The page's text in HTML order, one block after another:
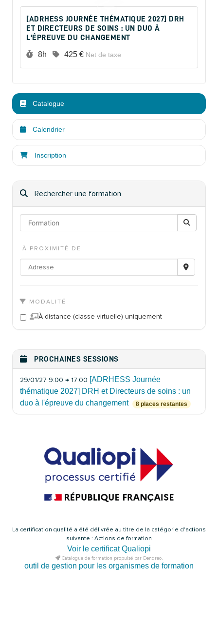
[ADRHESS JOURNÉE THÉMATIQUE 2027] DRH
ET DIRECTEURS DE SOINS : UN DUO À
L'ÉPREUVE DU CHANGEMENT
Durée :
8h Prix :
425 € Net de taxe
Catalogue
Calendrier
Inscription
Rechercher une formation
À PROXIMITÉ DE
MODALITÉ
À distance (classe virtuelle) uniquement
PROCHAINES SESSIONS
29/01/27 9:00 → 17:00 [ADRHESS Journée
thématique 2027] DRH et Directeurs de soins : un
duo à l'épreuve du changement
8 places restantes
La certification qualité a été délivrée au titre de la catégorie d'actions
suivante : Actions de formation
Voir le certificat Qualiopi
Catalogue de formation propulsé par Dendreo,
outil de gestion pour les organismes de formation